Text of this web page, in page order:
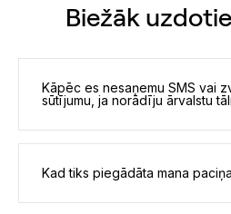
Biežāk
Kāpēc es nesaņemu SMS vai
sūtījumu, ja norādīju ārvalstu
Kad tiks piegādāta mana